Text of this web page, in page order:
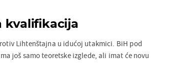
kvalifikacija
Lihtenštajna u idućoj utakmici. BiH pod
još samo teoretske izglede, ali imat će novu